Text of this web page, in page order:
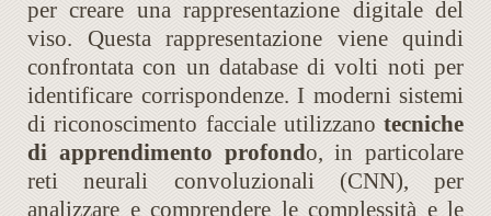
per creare una rappresentazione digitale del
viso. Questa rappresentazione viene quindi
confrontata con un database di volti noti per
identificare corrispondenze. I moderni sistemi
di riconoscimento facciale utilizzano tecniche
di apprendimento profondo, in particolare
reti neurali convoluzionali (CNN), per
analizzare e comprendere le complessità e le